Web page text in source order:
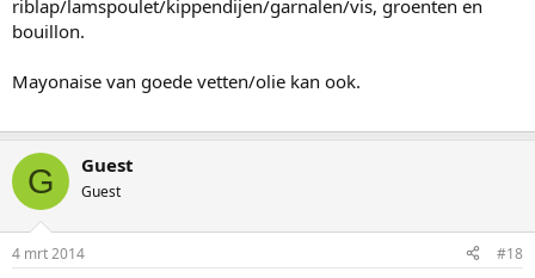
riblap/lamspoulet/kippendijen/garnalen/vis, groenten en
bouillon.
Mayonaise van goede vetten/olie kan ook.
G Guest
Guest
4 mrt 2014 #18